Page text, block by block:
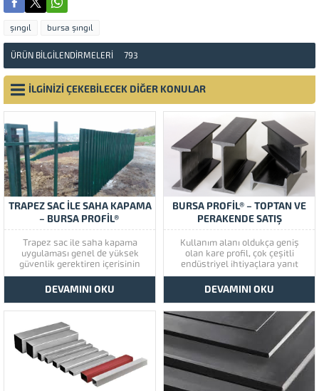
şıngıl bursa şıngıl
ÜRÜN BİLGİLENDİRMELERİ 793
İLGİNİZİ ÇEKEBİLECEK DİĞER KONULAR
TRAPEZ SAC İLE SAHA KAPAMA
– BURSA PROFİL®
Trapez sac ile saha kapama
uygulaması genel de yüksek
güvenlik gerektiren içerisinin
dışarısı ile bağlantısını kesme
görsel teması bitirmek için
kullanılır. TRAPEZ SACLI ÇİT
TEKNİK ÖZELLİKLERİ Trapez saclı
taşıyıcı profil karkas çok
önemlidir. Trapez saclı çit
uygulamasında hava...
DEVAMINI OKU
BURSA PROFİL® – TOPTAN VE
PERAKENDE SATIŞ
Kullanım alanı oldukça geniş
olan kare profil, çok çeşitli
endüstriyel ihtiyaçlara yanıt
veren bir yapı malzemesi olarak
öne çıkar. Yapı malzemeleri
kategorisi kapsamında birçok
işlevsel özelliğe sahip olan kare
profiller için standart boy ölçütü
6 metredir. ÜRÜN VE FİYAT
BİLGİSİ İÇİN BİZLERİ ARAYINIZ.
DEVAMINI OKU